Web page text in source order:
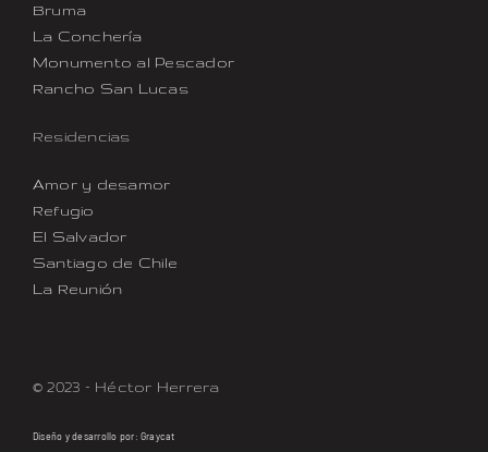
Bruma
La Conchería
Monumento al Pescador
Rancho San Lucas
Residencias
Amor y desamor
Refugio
El Salvador
Santiago de Chile
La Reunión
© 2023 – Héctor Herrera
Diseño y desarrollo por: Graycat